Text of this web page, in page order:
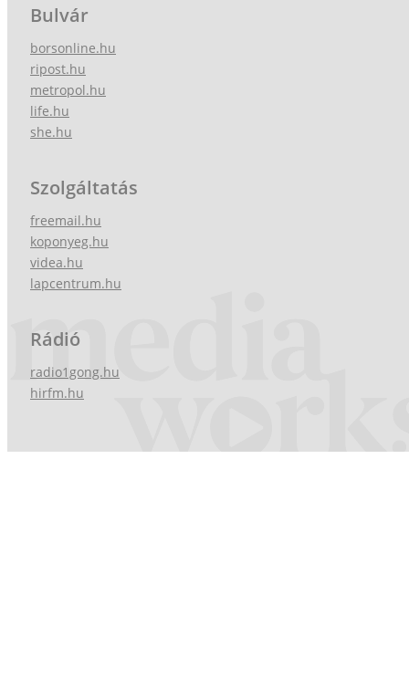
Bulvár
borsonline.hu
ripost.hu
metropol.hu
life.hu
she.hu
Szolgáltatás
freemail.hu
koponyeg.hu
videa.hu
lapcentrum.hu
Rádió
radio1gong.hu
hirfm.hu